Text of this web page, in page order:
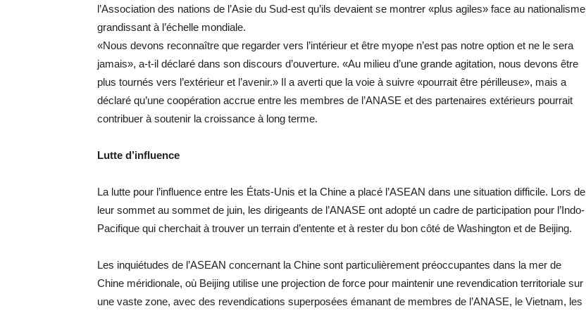
l’Association des nations de l’Asie du Sud-est qu’ils devaient se montrer «plus agiles» face au nationalisme
grandissant à l’échelle mondiale.
«Nous devons reconnaître que regarder vers l’intérieur et être myope n’est pas notre option et ne le sera
jamais», a-t-il déclaré dans son discours d’ouverture. «Au milieu d’une grande agitation, nous devons être
plus tournés vers l’extérieur et l’avenir.» Il a averti que la voie à suivre «pourrait être périlleuse», mais a
déclaré qu’une coopération accrue entre les membres de l’ANASE et des partenaires extérieurs pourrait
contribuer à soutenir la croissance à long terme.
Lutte d’influence
La lutte pour l’influence entre les États-Unis et la Chine a placé l’ASEAN dans une situation difficile. Lors de
leur sommet au sommet de juin, les dirigeants de l’ANASE ont adopté un cadre de participation pour l’Indo-
Pacifique qui cherchait à trouver un terrain d’entente et à rester du bon côté de Washington et de Beijing.
Les inquiétudes de l’ASEAN concernant la Chine sont particulièrement préoccupantes dans la mer de
Chine méridionale, où Beijing utilise une projection de force pour maintenir une revendication territoriale sur
une vaste zone, avec des revendications superposées émanant de membres de l’ANASE, le Vietnam, les